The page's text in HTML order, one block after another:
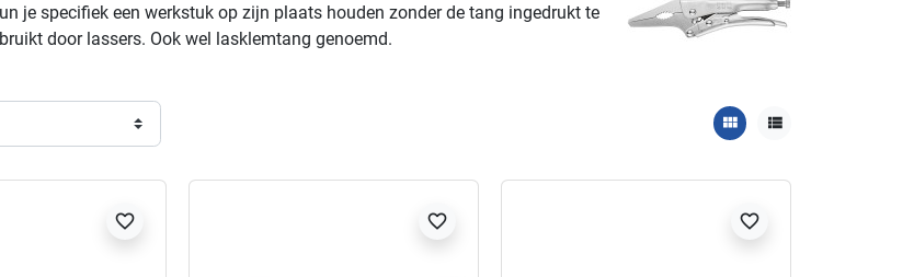
je specifiek een werkstuk op zijn plaats houden zonder de tang ingedrukt te
door lassers. Ook wel lasklemtang genoemd.
view_module view_list
favorite_border favorite_border favorite_border